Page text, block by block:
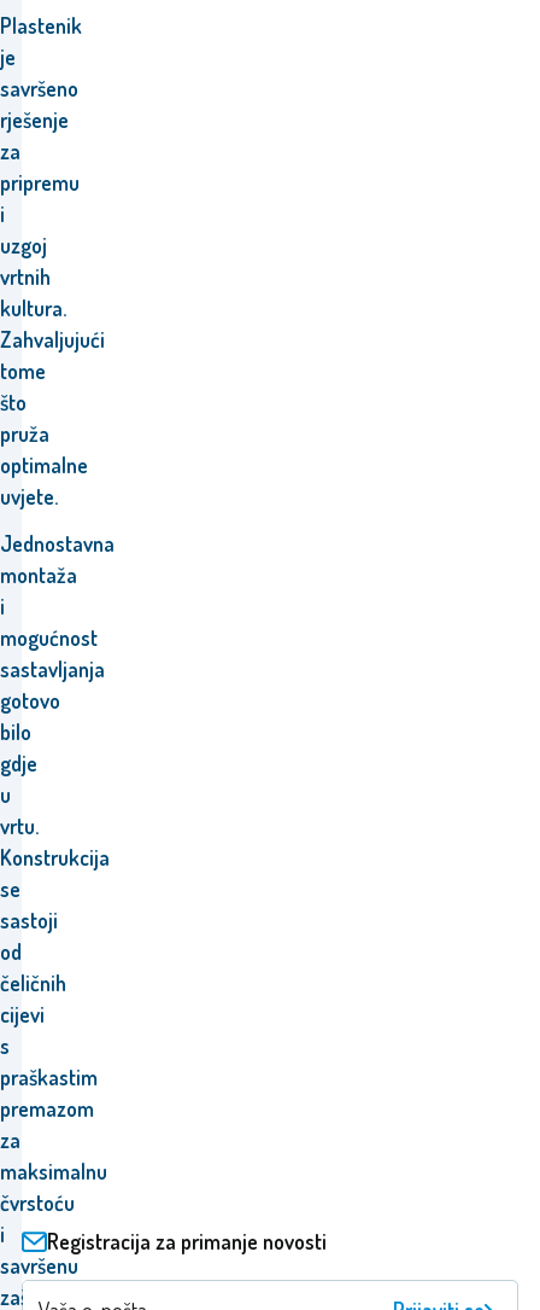
Plastenik
je
savršeno
rješenje
za
pripremu
i
uzgoj
vrtnih
kultura.
Zahvaljujući
tome
što
pruža
optimalne
uvjete.
Jednostavna
montaža
i
mogućnost
sastavljanja
gotovo
bilo
gdje
u
vrtu.
Konstrukcija
se
sastoji
od
čeličnih
cijevi
s
praškastim
premazom
za
maksimalnu
čvrstoću
i
savršenu
zaštitu
Registracija za primanje novosti